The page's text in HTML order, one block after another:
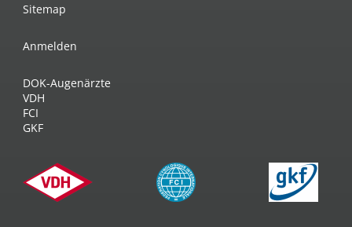
Sitemap
Anmelden
DOK-Augenärzte
VDH
FCI
GKF